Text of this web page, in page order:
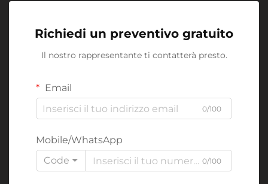
Richiedi un preventivo gratuito
Il nostro rappresentante ti contatterà presto.
Email
0/100
Mobile/WhatsApp
Code
0/100